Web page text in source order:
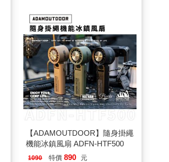
【ADAMOUTDOOR】隨身掛繩
機能冰鎮風扇 ADFN-HTF500
1090 特價 890 元